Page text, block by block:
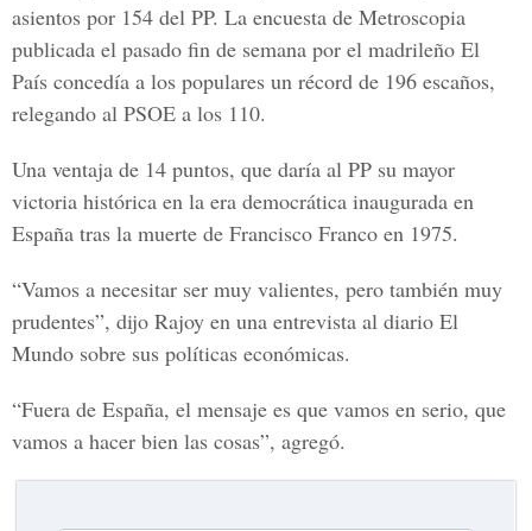
asientos por 154 del PP. La encuesta de Metroscopia
publicada el pasado fin de semana por el madrileño El
País concedía a los populares un récord de 196 escaños,
relegando al PSOE a los 110.
Una ventaja de 14 puntos, que daría al PP su mayor
victoria histórica en la era democrática inaugurada en
España tras la muerte de Francisco Franco en 1975.
“Vamos a necesitar ser muy valientes, pero también muy
prudentes”, dijo Rajoy en una entrevista al diario El
Mundo sobre sus políticas económicas.
“Fuera de España, el mensaje es que vamos en serio, que
vamos a hacer bien las cosas”, agregó.